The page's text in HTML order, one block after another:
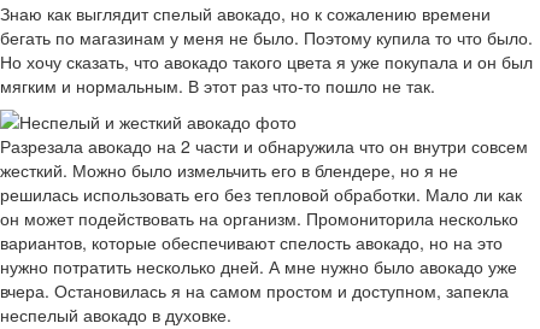
Знаю как выглядит спелый авокадо, но к сожалению времени
бегать по магазинам у меня не было. Поэтому купила то что было.
Но хочу сказать, что авокадо такого цвета я уже покупала и он был
мягким и нормальным. В этот раз что-то пошло не так.
Разрезала авокадо на 2 части и обнаружила что он внутри совсем
жесткий. Можно было измельчить его в блендере, но я не
решилась использовать его без тепловой обработки. Мало ли как
он может подействовать на организм. Промониторила несколько
вариантов, которые обеспечивают спелость авокадо, но на это
нужно потратить несколько дней. А мне нужно было авокадо уже
вчера. Остановилась я на самом простом и доступном, запекла
неспелый авокадо в духовке.